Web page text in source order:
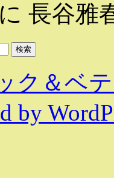
に 長谷雅
ク＆ベ
by